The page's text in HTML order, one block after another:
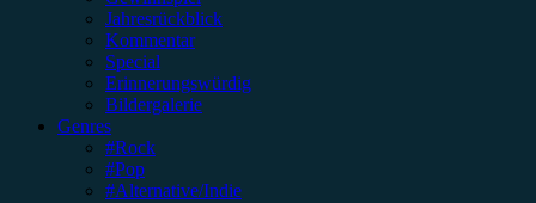
Jahresrückblick
Kommentar
Special
Erinnerungswürdig
Bildergalerie
Genres
#Rock
#Pop
#Alternative/Indie